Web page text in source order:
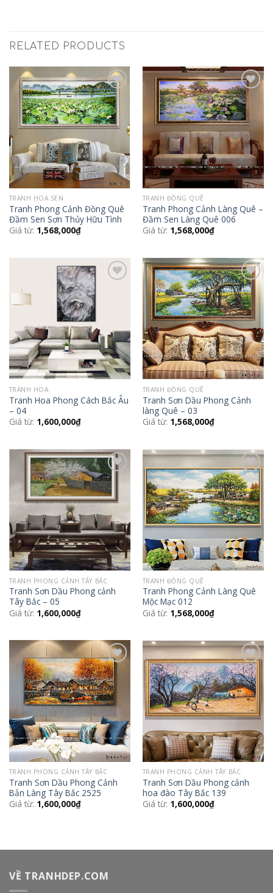
RELATED PRODUCTS
Add to
Wishlist
TRANH HOA SEN
Tranh Phong Cảnh Đồng Quê
Đầm Sen Sơn Thủy Hữu Tình
Giá từ: 1,568,000₫
Add to
Wishlist
TRANH ĐỒNG QUÊ
Tranh Phong Cảnh Làng Quê –
Đầm Sen Làng Quê 006
Giá từ: 1,568,000₫
TRANH HOA
Tranh Hoa Phong Cách Bắc Âu
– 04
Giá từ: 1,600,000₫
Add to
Wishlist
TRANH ĐỒNG QUÊ
Tranh Sơn Dầu Phong Cảnh
làng Quê – 03
Giá từ: 1,568,000₫
Add to
Wishlist
TRANH PHONG CẢNH TÂY BẮC
Tranh Sơn Dầu Phong cảnh
Tây Bắc – 05
Giá từ: 1,600,000₫
Add to
Wishlist
TRANH ĐỒNG QUÊ
Tranh Phong Cảnh Làng Quê
Mộc Mạc 012
Giá từ: 1,568,000₫
Add to
Wishlist
TRANH PHONG CẢNH TÂY BẮC
Tranh Sơn Dầu Phong Cảnh
Bản Làng Tây Bắc 2525
Giá từ: 1,600,000₫
Add to
Wishlist
TRANH PHONG CẢNH TÂY BẮC
Tranh Sơn Dầu Phong cảnh
hoa đào Tây Bắc 139
Giá từ: 1,600,000₫
VỀ TRANHDEP.COM